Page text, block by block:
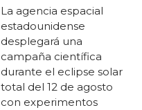
La agencia espacial
estadounidense
desplegará una
campaña científica
durante el eclipse solar
total del 12 de agosto
con experimentos